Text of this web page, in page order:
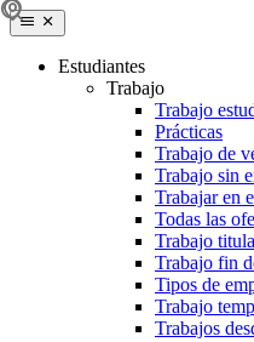
Estudiantes
Trabajo
Trabajo
Prácticas
Trabajo de
Trabajo sin
Trabajar en
Todas las
Trabajo
Trabajo fin
Tipos de
Trabajo
Trabajos